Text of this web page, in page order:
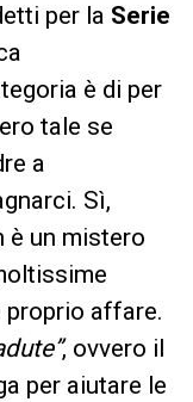
per la Serie
è di per
tale se
a
Sì,
è un mistero
proprio affare.
, ovvero il
per aiutare le